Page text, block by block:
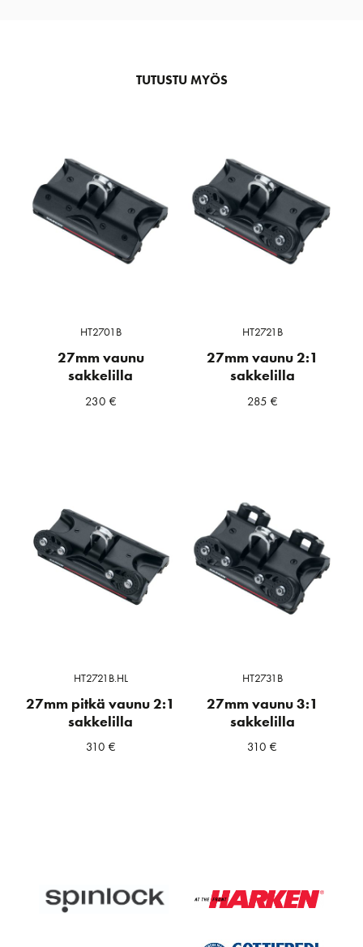
TUTUSTU MYÖS
HT2701B
27mm vaunu
sakkelilla
230 €
HT2721B
27mm vaunu 2:1
sakkelilla
285 €
HT2721B.HL
27mm pitkä vaunu 2:1
sakkelilla
310 €
HT2731B
27mm vaunu 3:1
sakkelilla
310€